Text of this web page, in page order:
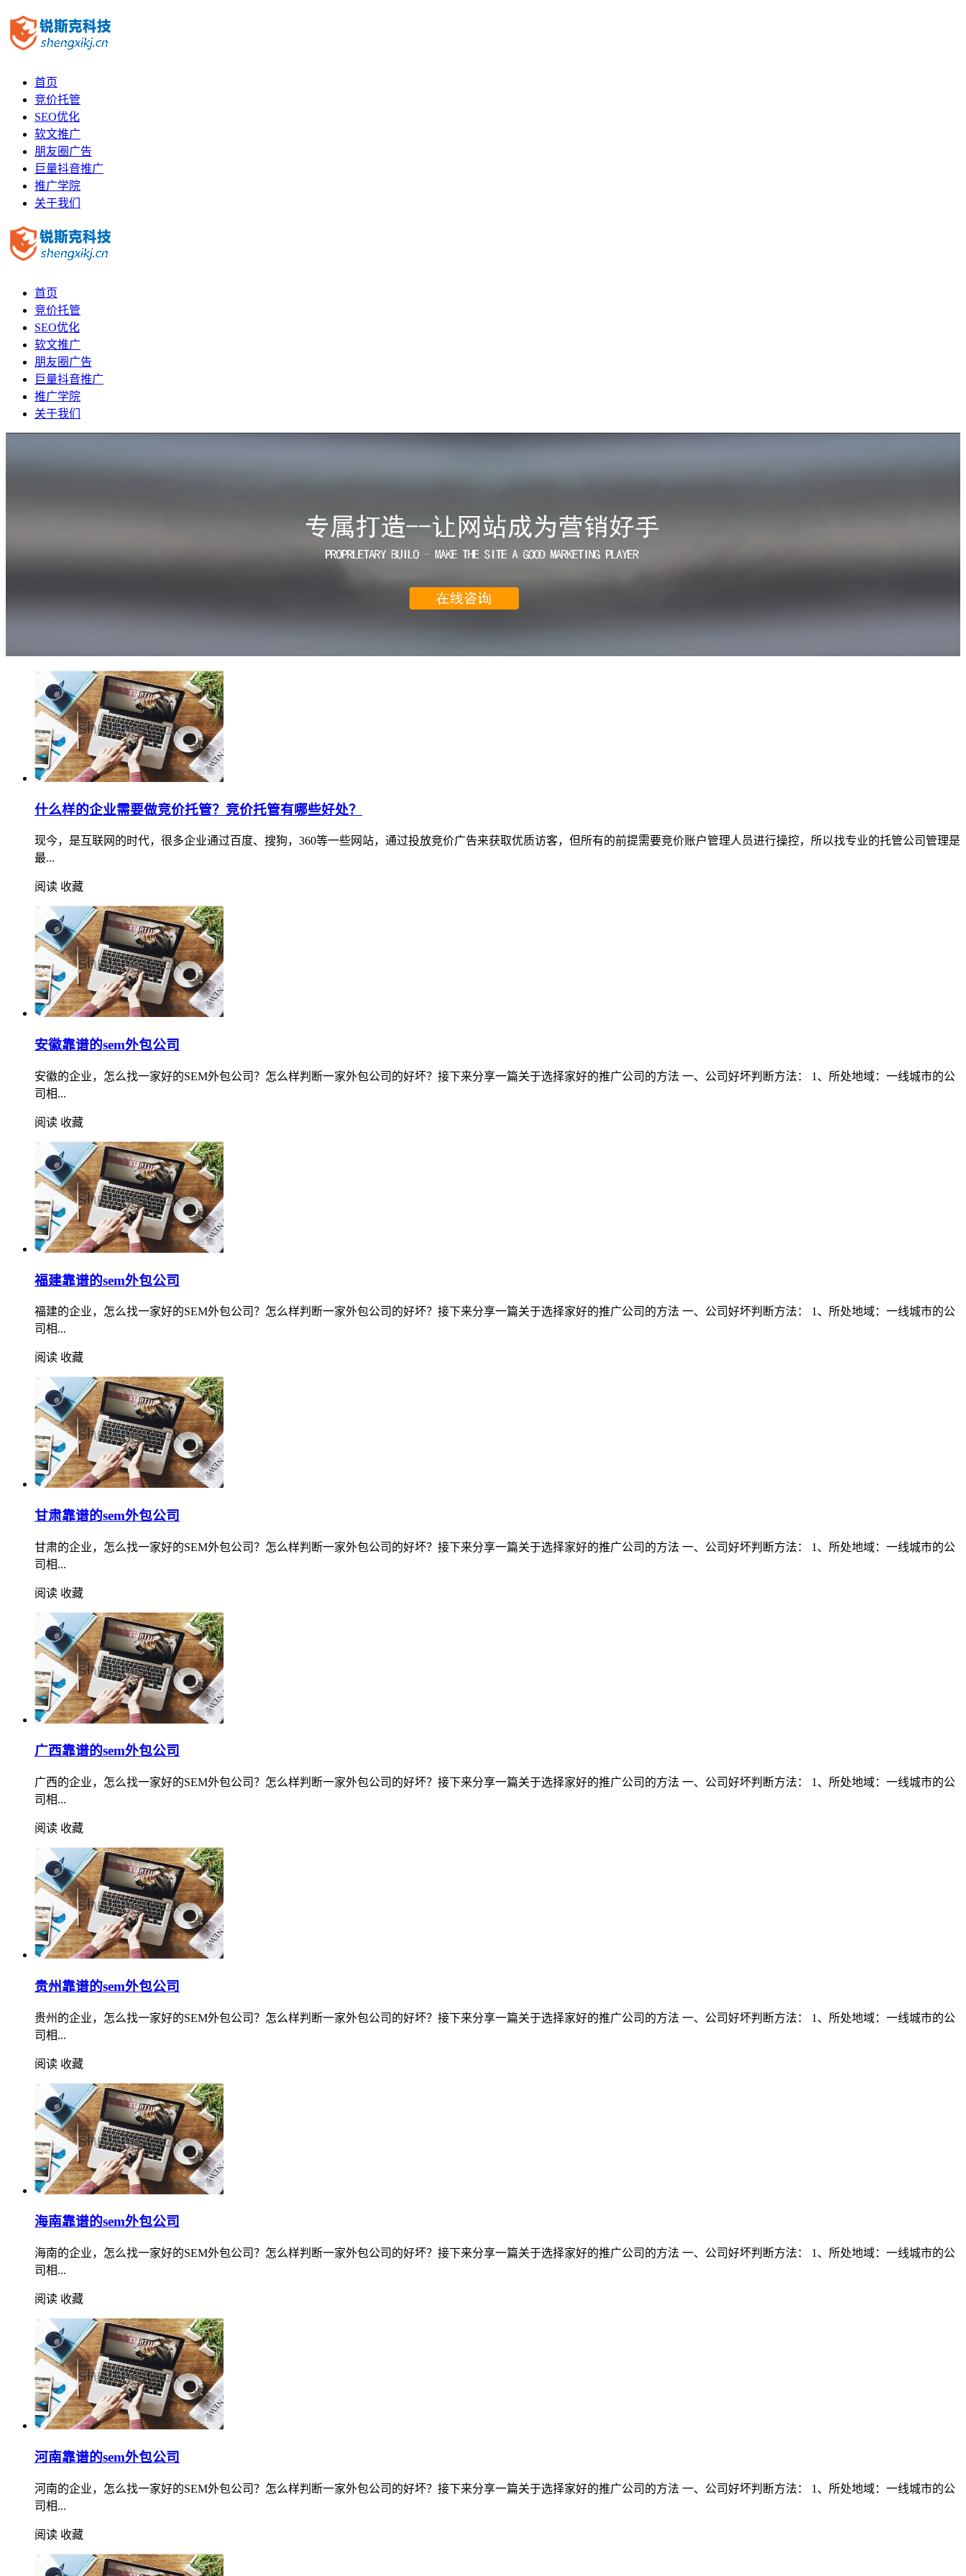
首页
竞价托管
SEO优化
软文推广
朋友圈广告
巨量抖音推广
推广学院
关于我们
首页
竞价托管
SEO优化
软文推广
朋友圈广告
巨量抖音推广
推广学院
关于我们
什么样的企业需要做竞价托管？竞价托管有哪些好处？
现今，是互联网的时代，很多企业通过百度、搜狗，360等一些网站，通过投放竞价广告来获取优质访客，但所有的前提需要竞价账户管理人员进行操控，所以找专业的托管公司管理是
最...
阅读 收藏
安徽靠谱的sem外包公司
安徽的企业，怎么找一家好的SEM外包公司？怎么样判断一家外包公司的好坏？接下来分享一篇关于选择家好的推广公司的方法 一、公司好坏判断方法： 1、所处地域：一线城市的公
司相...
阅读 收藏
福建靠谱的sem外包公司
福建的企业，怎么找一家好的SEM外包公司？怎么样判断一家外包公司的好坏？接下来分享一篇关于选择家好的推广公司的方法 一、公司好坏判断方法： 1、所处地域：一线城市的公
司相...
阅读 收藏
甘肃靠谱的sem外包公司
甘肃的企业，怎么找一家好的SEM外包公司？怎么样判断一家外包公司的好坏？接下来分享一篇关于选择家好的推广公司的方法 一、公司好坏判断方法： 1、所处地域：一线城市的公
司相...
阅读 收藏
广西靠谱的sem外包公司
广西的企业，怎么找一家好的SEM外包公司？怎么样判断一家外包公司的好坏？接下来分享一篇关于选择家好的推广公司的方法 一、公司好坏判断方法： 1、所处地域：一线城市的公
司相...
阅读 收藏
贵州靠谱的sem外包公司
贵州的企业，怎么找一家好的SEM外包公司？怎么样判断一家外包公司的好坏？接下来分享一篇关于选择家好的推广公司的方法 一、公司好坏判断方法： 1、所处地域：一线城市的公
司相...
阅读 收藏
海南靠谱的sem外包公司
海南的企业，怎么找一家好的SEM外包公司？怎么样判断一家外包公司的好坏？接下来分享一篇关于选择家好的推广公司的方法 一、公司好坏判断方法： 1、所处地域：一线城市的公
司相...
阅读 收藏
河南靠谱的sem外包公司
河南的企业，怎么找一家好的SEM外包公司？怎么样判断一家外包公司的好坏？接下来分享一篇关于选择家好的推广公司的方法 一、公司好坏判断方法： 1、所处地域：一线城市的公
司相...
阅读 收藏